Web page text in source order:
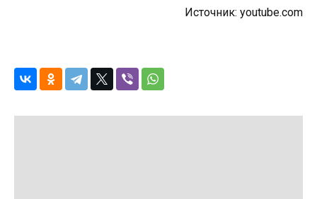
Источник: youtube.com